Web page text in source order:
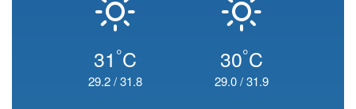
31 °C
29.2/31.8
30°C
29.0/31.9